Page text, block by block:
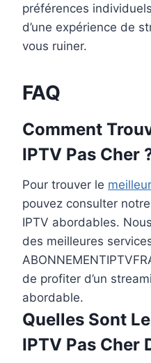
préférences
d’une expérience de
vous ruiner.
FAQ
Comment
IPTV Pas Cher
Pour trouver le
pouvez consulter
IPTV abordables.
des meilleures
de profiter d’un
abordable.
Quelles Sont
IPTV Pas Cher